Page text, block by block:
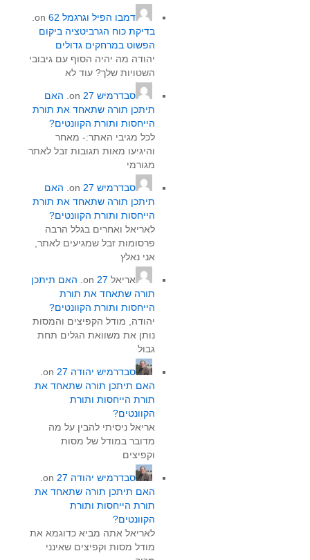
דמבו הפיל וגרגמלon
62.
בדיקת כוח הגרביטציה ביקום
הפשוט במרחקים גדולים
יהודה מה יהיה הסוף עם גיבובי
השטויות שלך? עוד לא
סבדרמישon
27. האם
תיתכן תורה שתאחד את תורת
הייחסות ותורת הקוונטים?
לכל מגיבי האתר:- מאחר
והיגיעו מאות תגובות זבל לאתר
מגורמי
סבדרמישon
27. האם
תיתכן תורה שתאחד את תורת
הייחסות ותורת הקוונטים?
לאריאל ואחרים בגלל הרבה
פרסומות זבל שמגיעים לאתר,
אני נאלץ
אריאלon
27. האם תיתכן
תורה שתאחד את תורת
הייחסות ותורת הקוונטים?
יהודה, מודל הקפיצים והמסות
נותן את משוואת הגלים תחת
גבול
סבדרמיש יהודה
27.
האם תיתכן תורה שתאחד את
תורת הייחסות ותורת
הקוונטים?
אריאל ניסיתי להבין על מה
מדובר במודל של מסות
וקפיצים
סבדרמיש יהודה
27.
האם תיתכן תורה שתאחד את
תורת הייחסות ותורת
הקוונטים?
לאריאל אתה מביא כדוגמא את
מודל מסות וקפיצים שאינני